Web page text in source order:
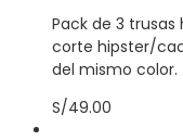
Pack de 3
corte hipster/
del mismo color.
S/49.00